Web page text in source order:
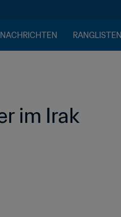
NACHRICHTEN RANGLISTEN
im Irak